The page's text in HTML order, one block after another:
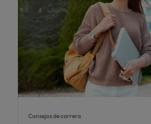
Consejos de carrera